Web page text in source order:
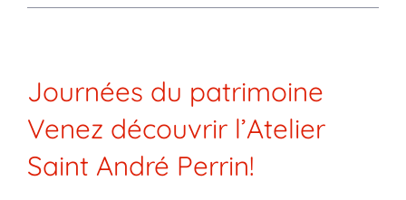
Journées du patrimoine
Venez découvrir l’Atelier
Saint André Perrin!